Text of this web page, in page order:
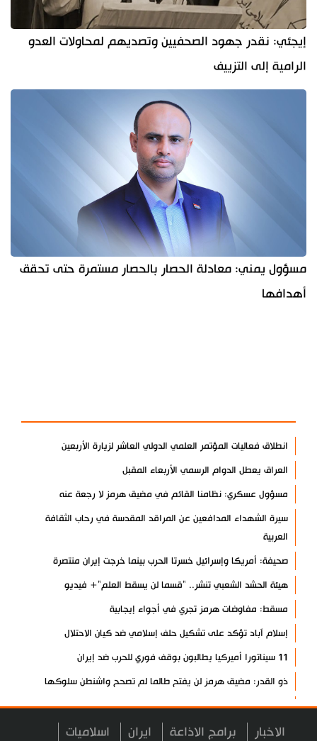
إيجئي: نقدر جهود الصحفيين وتصديهم لمحاولات العدو
الرامية إلى التزييف
مسؤول يمني: معادلة الحصار بالحصار مستمرة حتى تحقق
أهدافها
انطلاق فعاليات المؤتمر العلمي الدولي العاشر لزيارة الأربعين
العراق يعطل الدوام الرسمي الأربعاء المقبل
مسؤول عسكري: نظامنا القائم في مضيق هرمز لا رجعة عنه
سيرة الشهداء المدافعين عن المراقد المقدسة في رحاب الثقافة
العربية
صحيفة: أمريكا وإسرائيل خسرتا الحرب بينما خرجت إيران منتصرة
هيئة الحشد الشعبي تنشر.. "قسما لن يسقط العلم"+ فيديو
مسقط: مفاوضات هرمز تجري في أجواء إيجابية
إسلام آباد تؤكد على تشكيل حلف إسلامي ضد كيان الاحتلال
11 سيناتورا أميركيا يطالبون بوقف فوري للحرب ضد إيران
ذو القدر: مضيق هرمز لن يفتح طالما لم تصحح واشنطن سلوكها
حرس الثورة: فتح مضيق هرمز مرهون بقبول الشروط الإيرانية
إيجئي: نقدر جهود الصحفيين وتصديهم لمحاولات العدو الرامية إلى
الاخبار برامج الاذاعة ايران اسلاميات